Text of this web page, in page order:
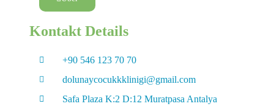
Kontakt Details
+90 546 123 70 70
dolunaycocukkklinigi@gmail.com
Safa Plaza K:2 D:12 Muratpasa Antalya